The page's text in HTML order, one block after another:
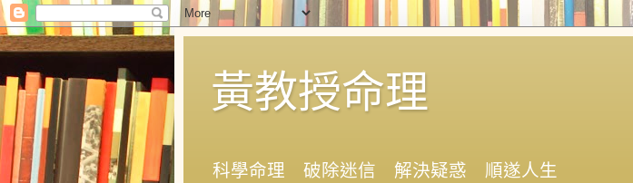
黃教授命理
科學命理 破除迷信 解決疑惑 順遂人生